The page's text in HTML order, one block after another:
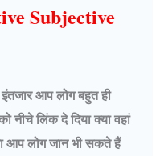
Subjective
आप लोग बहुत ही
नीचे लिंक दे दिया क्या वहां
आप लोग जान भी सकते हैं